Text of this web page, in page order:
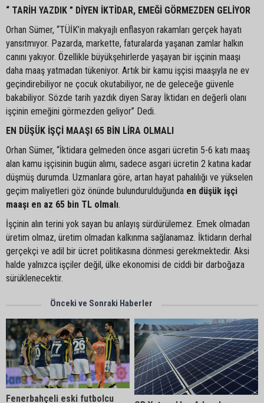
“ TARİH YAZDIK ” DİYEN İKTİDAR, EMEĞİ GÖRMEZDEN GELİYOR
Orhan Sümer, “TÜİK’in makyajlı enflasyon rakamları gerçek hayatı
yansıtmıyor. Pazarda, markette, faturalarda yaşanan zamlar halkın
canını yakıyor. Özellikle büyükşehirlerde yaşayan bir işçinin maaşı
daha maaş yatmadan tükeniyor. Artık bir kamu işçisi maaşıyla ne ev
geçindirebiliyor ne çocuk okutabiliyor, ne de geleceğe güvenle
bakabiliyor. Sözde tarih yazdık diyen Saray İktidarı en değerli olanı
işçinin emeğini görmezden geliyor” Dedi.
EN DÜŞÜK İŞÇİ MAAŞI 65 BİN LİRA OLMALI
Orhan Sümer, “İktidara gelmeden önce asgari ücretin 5-6 katı maaş
alan kamu işçisinin bugün alımı, sadece asgari ücretin 2 katına kadar
düşmüş durumda. Uzmanlara göre, artan hayat pahalılığı ve yükselen
geçim maliyetleri göz önünde bulundurulduğunda en düşük işçi
maaşı en az 65 bin TL olmalı.
İşçinin alın terini yok sayan bu anlayış sürdürülemez. Emek olmadan
üretim olmaz, üretim olmadan kalkınma sağlanamaz. İktidarın derhal
gerçekçi ve adil bir ücret politikasına dönmesi gerekmektedir. Aksi
halde yalnızca işçiler değil, ülke ekonomisi de ciddi bir darboğaza
sürüklenecektir.
Önceki ve Sonraki Haberler
Fenerbahçeli eski futbolcu